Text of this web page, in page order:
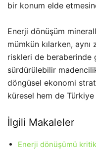
bir konum elde
Enerji dönüşüm
mümkün kılarken,
riskleri de beraberinde
sürdürülebilir
döngüsel ekonomi
küresel hem de
İlgili Makaleler
Enerji dönüşümü